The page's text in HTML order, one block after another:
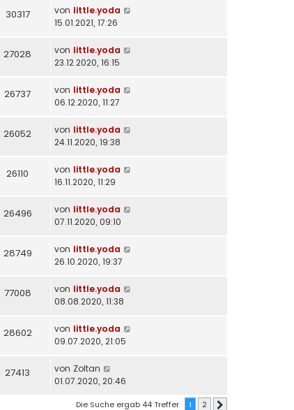
30317 von little.yoda
15.01.2021, 17:26
27028 von little.yoda
23.12.2020, 16:15
26737 von little.yoda
06.12.2020, 11:27
26052 von little.yoda
24.11.2020, 19:38
26110 von little.yoda
16.11.2020, 11:29
26496 von little.yoda
07.11.2020, 09:10
28749 von little.yoda
26.10.2020, 19:37
77008 von little.yoda
08.08.2020, 11:38
28602 von little.yoda
09.07.2020, 21:05
27413 von Zoltan
01.07.2020, 20:46
Die Suche ergab 44 Treffer 1 2